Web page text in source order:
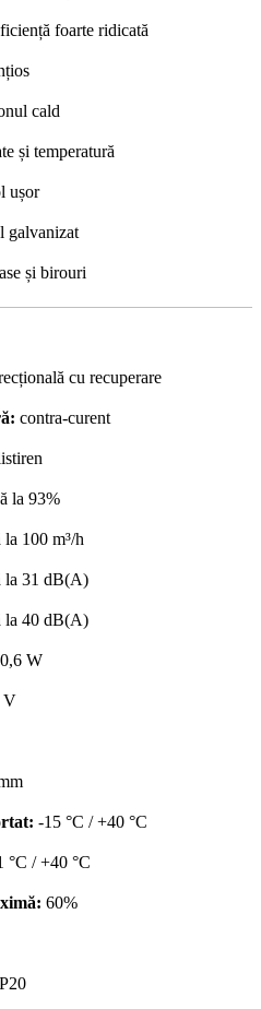
foarte ridicată
cald
și temperatură
ușor
galvanizat
și birouri
cu recuperare
contra-curent
la 93%
la 100 m³/h
la 31 dB(A)
la 40 dB(A)
W
V
-15 °C / +40 °C
°C / +40 °C
60%